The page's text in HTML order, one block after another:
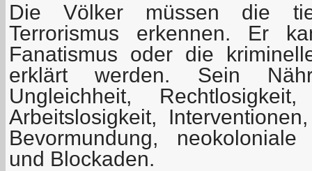
Die Völker müssen die
Terrorismus erkennen. Er
Fanatismus oder die
erklärt werden. Sein
Ungleichheit,
Arbeitslosigkeit,
Bevormundung,
und Blockaden.